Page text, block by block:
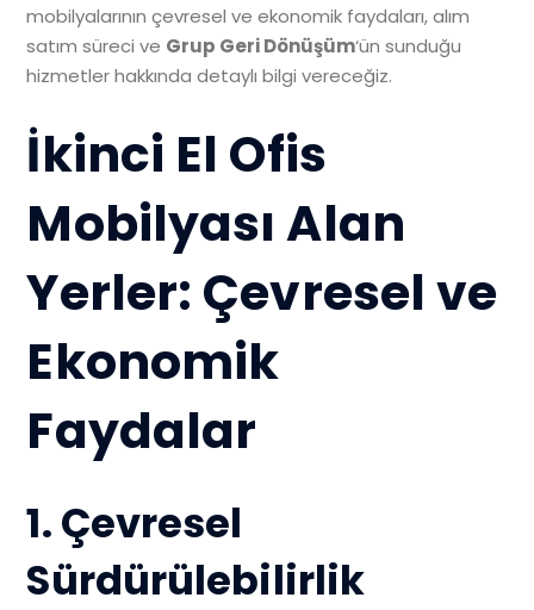
mobilyalarının çevresel ve ekonomik faydaları, alım
satım süreci ve Grup Geri Dönüşüm‘ün sunduğu
hizmetler hakkında detaylı bilgi vereceğiz.
İkinci El Ofis
Mobilyası Alan
Yerler: Çevresel ve
Ekonomik
Faydalar
1. Çevresel
Sürdürülebilirlik